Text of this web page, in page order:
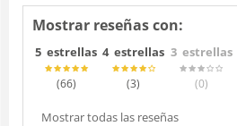
Mostrar reseñas con:
5 estrellas
(66)
4 estrellas
(3)
3 estrellas
(0)
Mostrar todas las reseñas